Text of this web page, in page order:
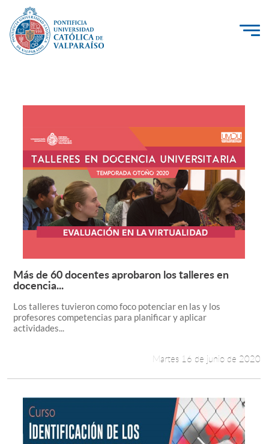
Vinculación con el Medio
Admisión
Pregrado
Postgrado
Formación Continua
Estudiantes
Académicos
English
Leer más +
Más de 60 docentes aprobaron los talleres en
docencia...
Los talleres tuvieron como foco potenciar en las y los
profesores competencias para planificar y aplicar
actividades...
Martes 16 de junio de 2020